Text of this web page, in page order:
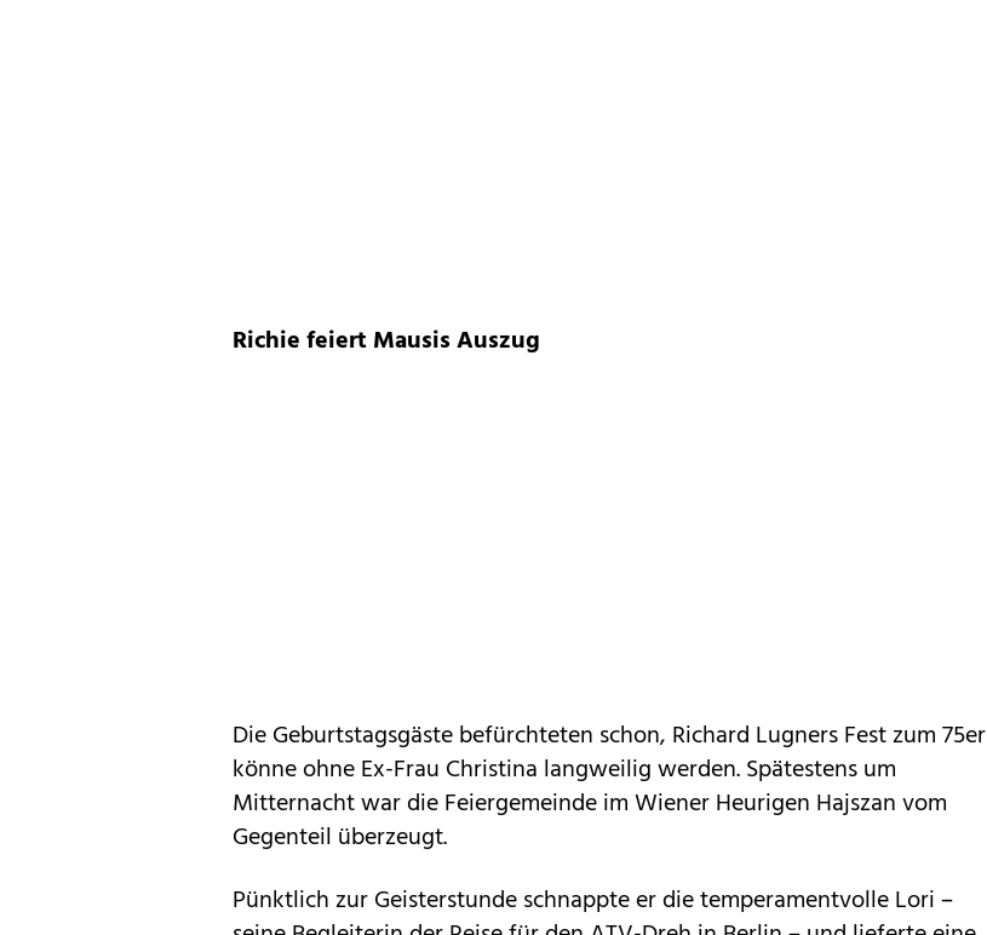
Richie feiert Mausis Auszug
Die Geburtstagsgäste befürchteten schon, Richard Lugners Fest zum 75er
könne ohne Ex-Frau Christina langweilig werden. Spätestens um
Mitternacht war die Feiergemeinde im Wiener Heurigen Hajszan vom
Gegenteil überzeugt.
Pünktlich zur Geisterstunde schnappte er die temperamentvolle Lori –